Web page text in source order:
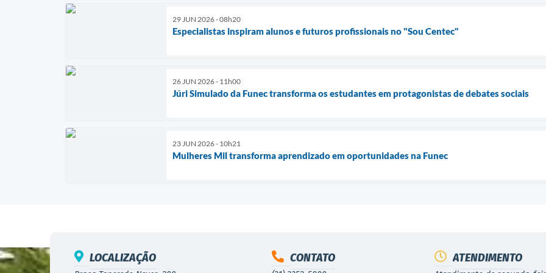
29 JUN 2026 - 08h20
Especialistas inspiram alunos e futuros profissionais no "Sou Centec"
26 JUN 2026 - 11h00
Júri Simulado da Funec transforma os estudantes em protagonistas de debates sociais
23 JUN 2026 - 10h21
Mulheres Mil transforma aprendizado em oportunidades na Funec
LOCALIZAÇÃO CONTATO ATENDIMENTO